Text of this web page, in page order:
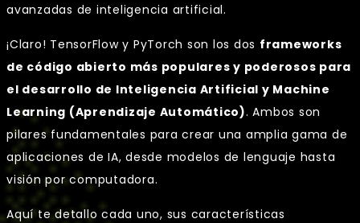
avanzadas de inteligencia artificial.
¡Claro! TensorFlow y PyTorch son los dos frameworks
de código abierto más populares y poderosos para
el desarrollo de Inteligencia Artificial y Machine
Learning (Aprendizaje Automático). Ambos son
pilares fundamentales para crear una amplia gama de
aplicaciones de IA, desde modelos de lenguaje hasta
visión por computadora.
Aquí te detallo cada uno, sus características